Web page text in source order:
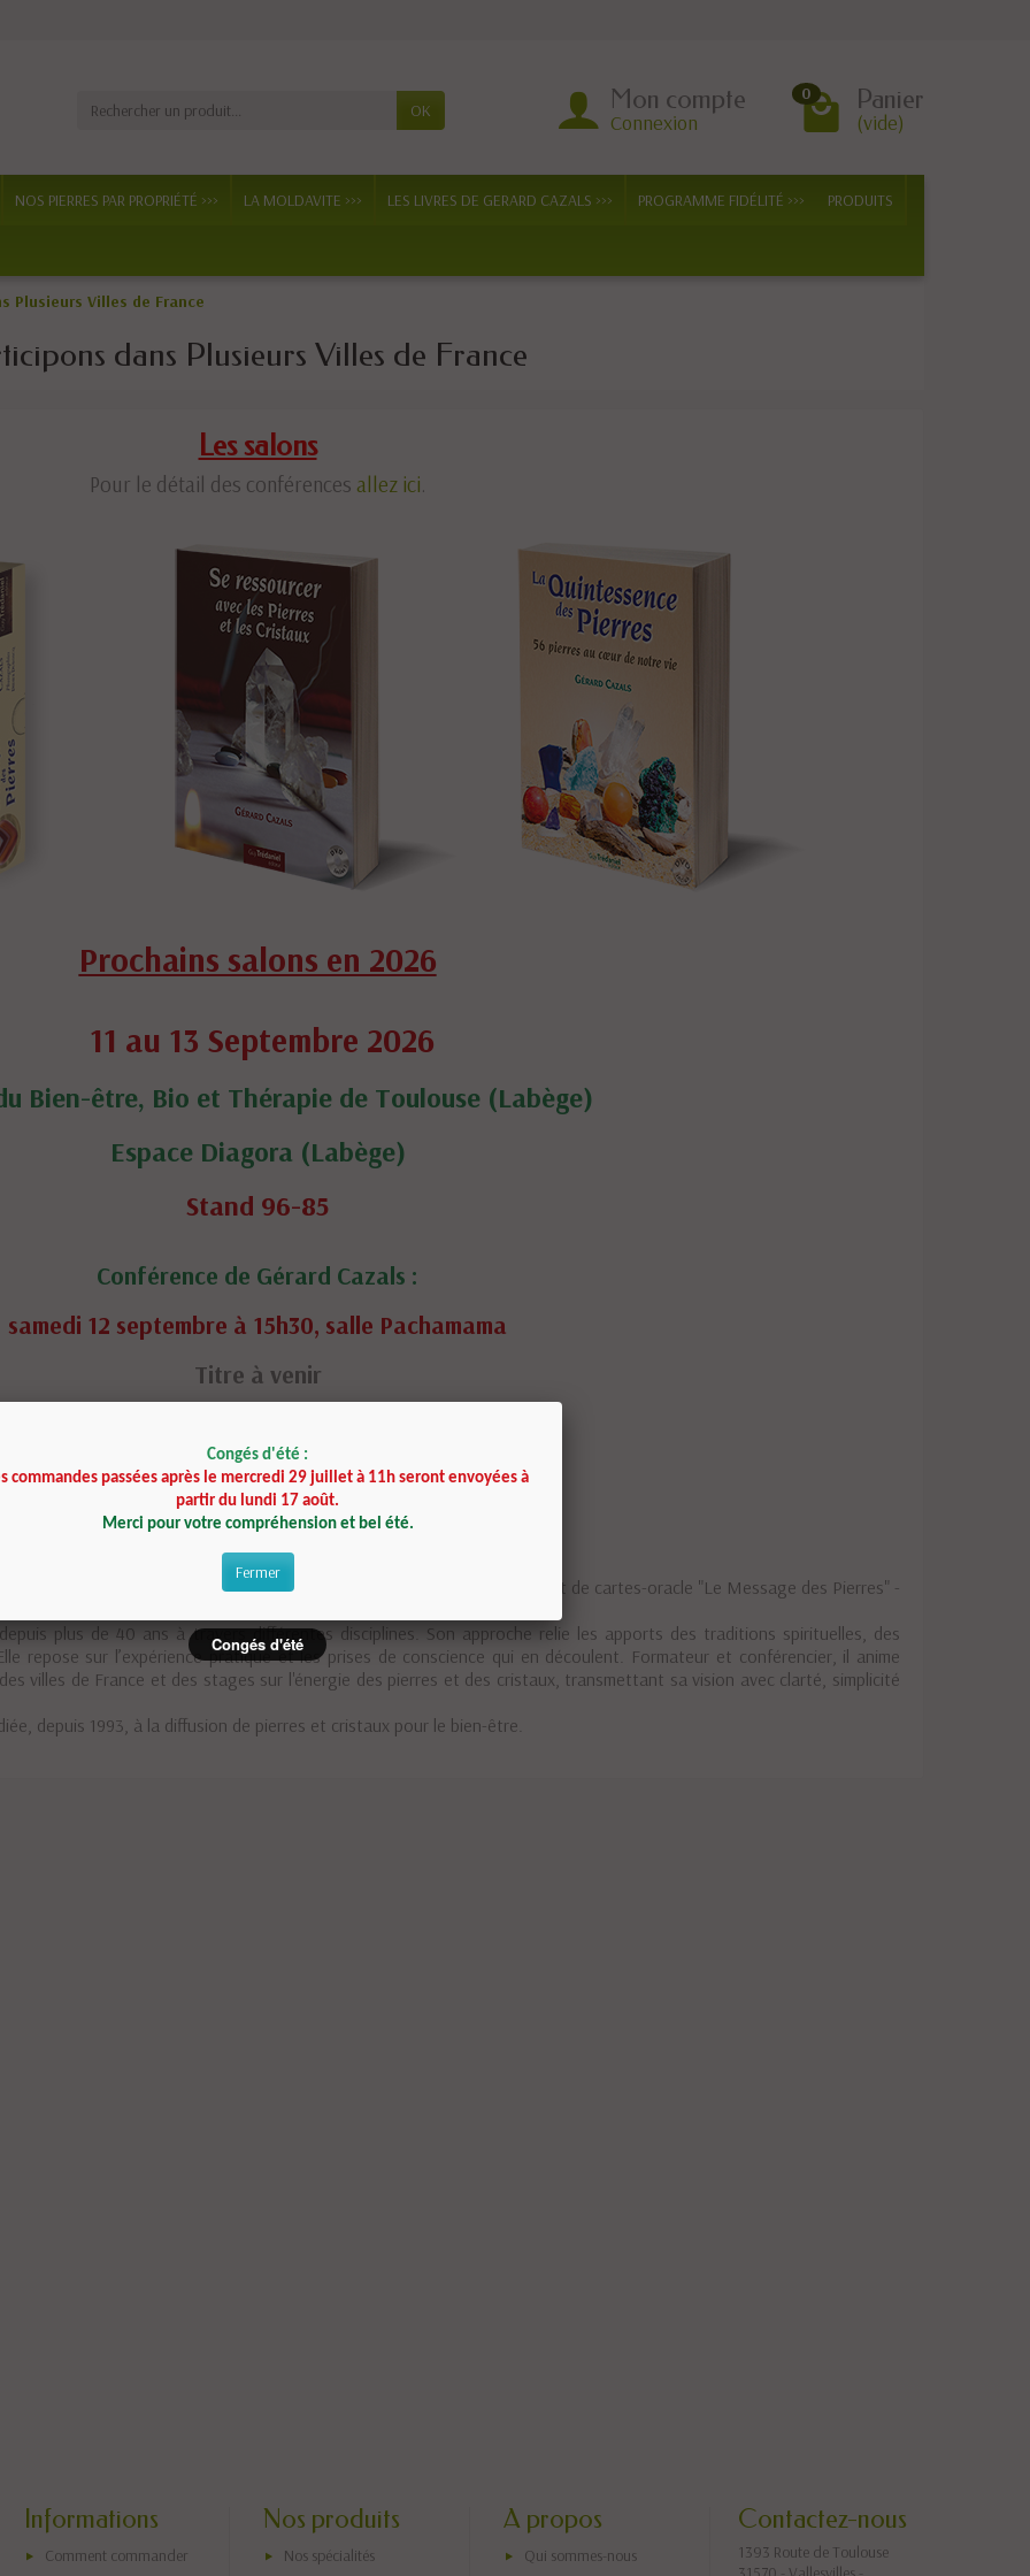
OK Mon compte
Connexion
0 Panier
(vide)
NOS PIERRES PAR PROPRIÉTÉ >>> LA MOLDAVITE >>> LES LIVRES DE GERARD CAZALS >>> PROGRAMME FIDÉLITÉ >>> PRODUITS
Plusieurs Villes de France
dans Plusieurs Villes de France
Les salons
Pour le détail des conférences allez ici.
Prochains salons en 2026
11 au 13 Septembre 2026
Bien-être, Bio et Thérapie de Toulouse (Labège)
Espace Diagora (Labège)
Stand 96-85
Conférence de Gérard Cazals :
samedi 12 septembre à 15h30, salle Pachamama
Titre à venir
dimanche 13 septembre à 15h30, salle Terra
Le Message des pierres, une approche intuitive
les pierres et les cristaux" et "La Quintessence des Pierres", et du coffret de cartes-oracle "Le Message des Pierres" -
plus de 40 ans à travers différentes disciplines. Son approche relie les apports des traditions spirituelles, des
repose sur l’expérience pratique et les prises de conscience qui en découlent. Formateur et conférencier, il anime
villes de France et des stages sur l'énergie des pierres et des cristaux, transmettant sa vision avec clarté, simplicité
depuis 1993, à la diffusion de pierres et cristaux pour le bien-être.
Informations
Comment commander
Nos produits
Nos spécialités
A propos
Qui sommes-nous
Contactez-nous
1393 Route de Toulouse
Congés d'été :
commandes passées après le mercredi 29 juillet à 11h seront envoyées à
partir du lundi 17 août.
Merci pour votre compréhension et bel été.
Fermer
Congés d'été